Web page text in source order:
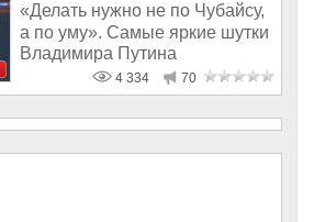
«Делать нужно не по Чубайсу,
а по уму». Самые яркие шутки
Владимира Путина
4 334 70